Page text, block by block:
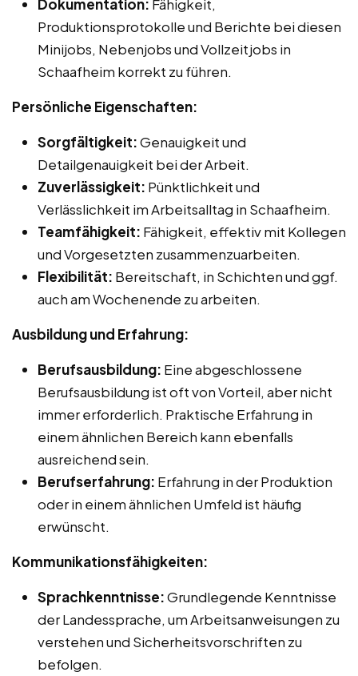
Dokumentation: Fähigkeit,
Produktionsprotokolle und Berichte bei diesen
Minijobs, Nebenjobs und Vollzeitjobs in
Schaafheim korrekt zu führen.
Persönliche Eigenschaften:
Sorgfältigkeit:Genauigkeit und
Detailgenauigkeit bei der Arbeit.
Zuverlässigkeit: Pünktlichkeit und
Verlässlichkeit im Arbeitsalltag in Schaafheim.
Teamfähigkeit: Fähigkeit, effektiv mit Kollegen
und Vorgesetzten zusammenzuarbeiten.
Flexibilität: Bereitschaft, in Schichten und ggf.
auch am Wochenende zu arbeiten.
Ausbildung und Erfahrung:
Berufsausbildung: Eine abgeschlossene
Berufsausbildung ist oft von Vorteil, aber nicht
immer erforderlich. Praktische Erfahrung in
einem ähnlichen Bereich kann ebenfalls
ausreichend sein.
Berufserfahrung: Erfahrung in der Produktion
oder in einem ähnlichen Umfeld ist häufig
erwünscht.
Kommunikationsfähigkeiten:
Sprachkenntnisse:Grundlegende Kenntnisse
der Landessprache, um Arbeitsanweisungen zu
verstehen und Sicherheitsvorschriften zu
befolgen.